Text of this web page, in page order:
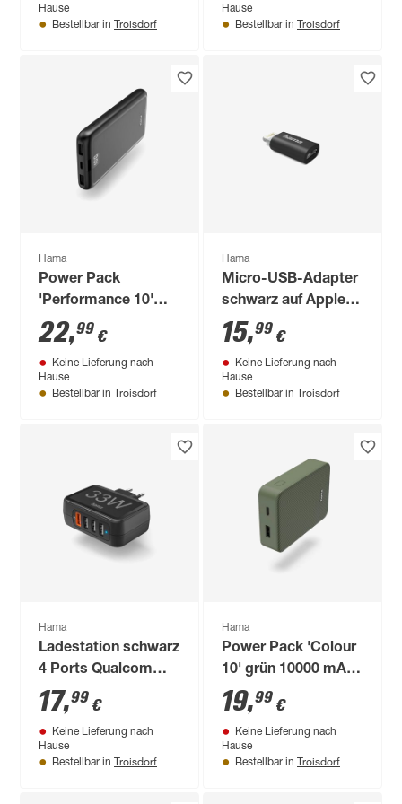
Hause
Bestellbar in Troisdorf
Hause
Bestellbar in Troisdorf
Hama
Power Pack
'Performance 10'
anthrazit 10000
mAh, USB-C/2 x
USB-A
22,99 €
Keine Lieferung nach
Hause
Bestellbar in Troisdorf
Hama
Micro-USB-Adapter
schwarz auf Apple®
Lightning-Stecker
15,99 €
Keine Lieferung nach
Hause
Bestellbar in Troisdorf
Hama
Ladestation schwarz
4 Ports Qualcomm
33 W
17,99 €
Keine Lieferung nach
Hause
Bestellbar in Troisdorf
Hama
Power Pack 'Colour
10' grün 10000 mAh
USB-C/USB-A
19,99 €
Keine Lieferung nach
Hause
Bestellbar in Troisdorf